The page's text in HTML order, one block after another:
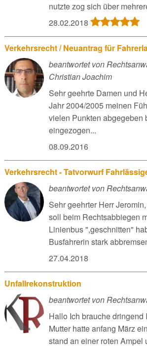
nutzte zog sich über
28.02.2018
Verkehrsrecht / Neuantrag für
beantwortet von
Christian Joachim
Sehr geehrte Damen und
Jahr 2004/2005 meinen
vielen Punkten abgegeben
eingezogen...
08.09.2016
Verkehrsrecht - Tatvorwurf
beantwortet von
Sehr geehrter Herr
soll beim Rechtsabbiegen
Linienbus ",geschnitten"
Busfahrerin stark
27.04.2018
Unfallrekonstruktion
beantwortet von
Hallo Ich brauche dringend
Mutter hatte anfang März
stand an einer roten Ampel